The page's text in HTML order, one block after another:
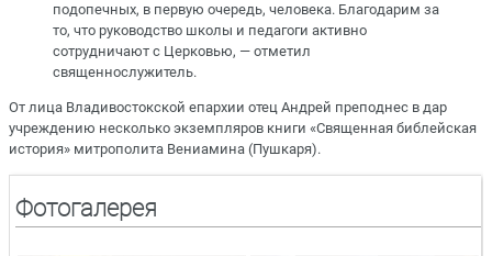
подопечных, в первую очередь, человека. Благодарим за
то, что руководство школы и педагоги активно
сотрудничают с Церковью, — отметил
священнослужитель.
От лица Владивостокской епархии отец Андрей преподнес в дар
учреждению несколько экземпляров книги «Священная библейская
история» митрополита Вениамина (Пушкаря).
Фотогалерея